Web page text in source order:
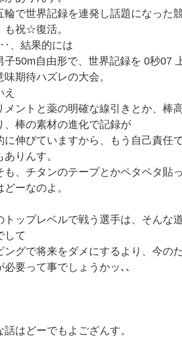
輪で世界記録を連発し話題になった
も祝☆復活。
･、結果的には
子50m自由形で、世界記録を 0秒07
味期待ハズレの大会。
え
メントと薬の明確な線引きとか、棒
、棒の素材の進化で記録が
に伸びていますから、もう自己責任
りんす。
も、チタンのテープとかペタペタ貼
どーなのよ。
トップレベルで戦う選手は、そんな
して
ングで将来をダメにするより、今の
必要って事でしょうかッ､､
話はどーでもよござんす。